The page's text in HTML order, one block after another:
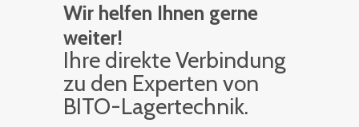
Wir helfen Ihnen gerne
weiter!
Ihre di­rek­te Ver­bin­dung
zu den Ex­per­ten von
BITO-La­ger­tech­nik.